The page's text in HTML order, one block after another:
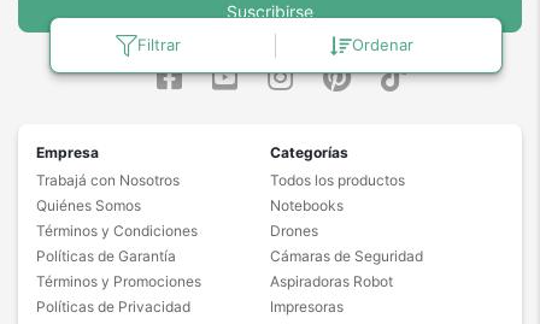
Filtrar Ordenar
Suscribirse
Empresa
Trabajá con Nosotros
Quiénes Somos
Términos y Condiciones
Políticas de Garantía
Términos y Promociones
Políticas de Privacidad
Categorías
Todos los productos
Notebooks
Drones
Cámaras de Seguridad
Aspiradoras Robot
Impresoras